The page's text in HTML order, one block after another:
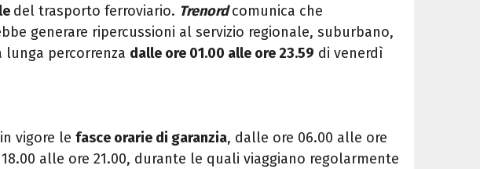
del trasporto ferroviario. Trenordcomunica che
generare ripercussioni al servizio regionale, suburbano,
percorrenza dalle ore 01.00 alle ore 23.59 di venerdì
vigore le fasce orarie di garanzia, dalle ore 06.00 alle ore
alle ore 21.00, durante le quali viaggiano regolarmente